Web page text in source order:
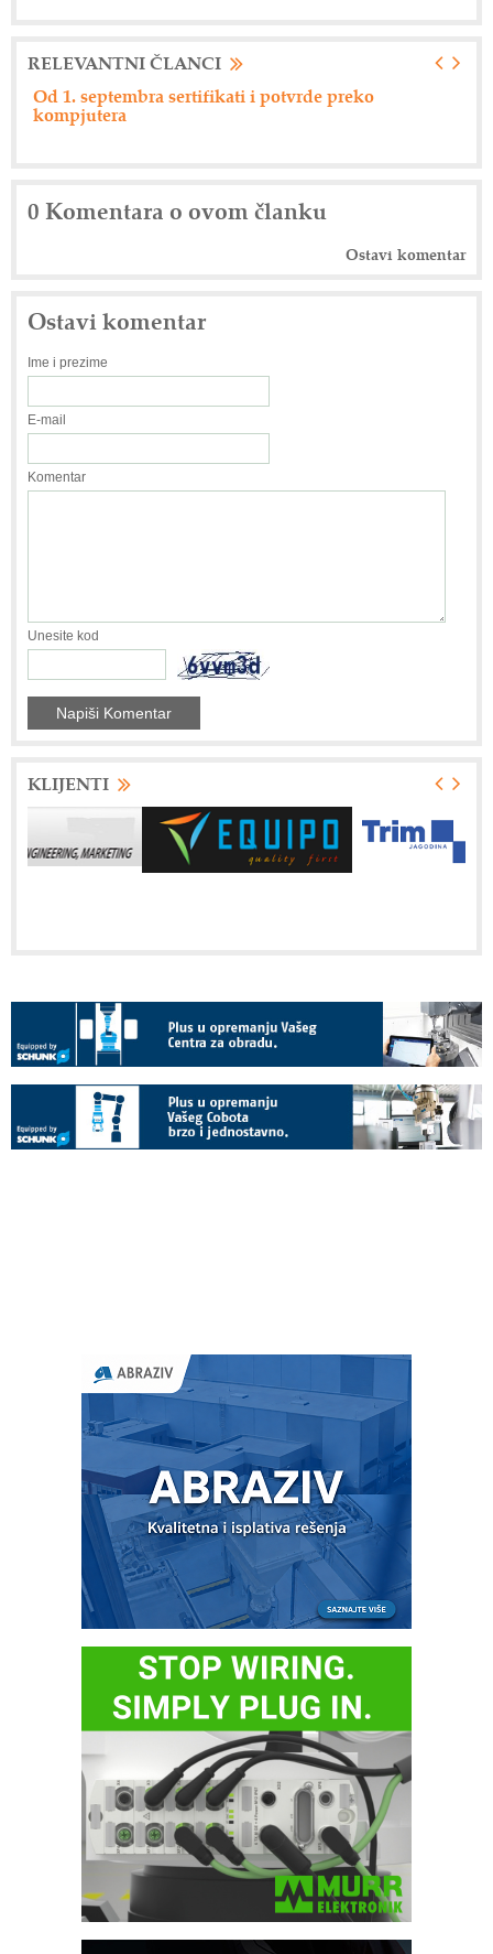
RELEVANTNI ČLANCI
Od 1. septembra sertifikati i potvrde preko
kompjutera
0 Komentara o ovom članku
Ostavi komentar
Ostavi komentar
Ime i prezime
E-mail
Komentar
Unesite kod
KLIJENTI